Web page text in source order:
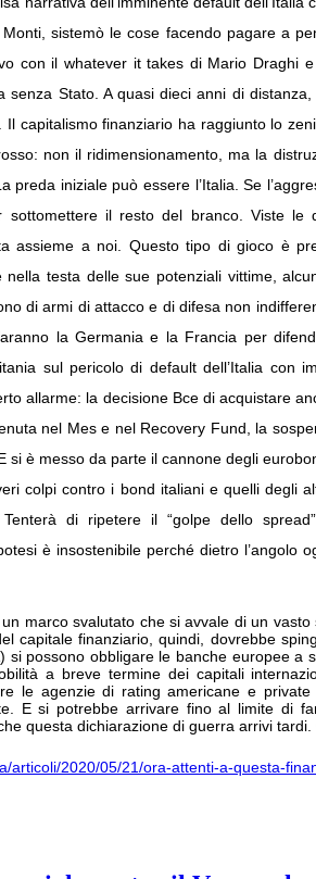
sistemò le cose facendo pagare a
con il whatever it takes di Mario Draghi
senza Stato. A quasi dieci anni di
capitalismo finanziario ha raggiunto lo
non il ridimensionamento, ma la
iniziale può essere l’Italia. Se
il resto del branco. Viste le
assieme a noi. Questo tipo di gioco è
testa delle sue potenziali vittime,
di armi di attacco e di difesa non
la Germania e la Francia per
sul pericolo di default dell’Italia con
allarme: la decisione Bce di acquistare
nel Mes e nel Recovery Fund, la
si è messo da parte il cannone degli
colpi contro i bond italiani e quelli degli
di ripetere il “golpe dello
è insostenibile perché dietro l’angolo
marco svalutato che si avvale di un
capitale finanziario, quindi, dovrebbe
si possono obbligare le banche europee
a breve termine dei capitali
le agenzie di rating americane e
E si potrebbe arrivare fino al limite di
questa dichiarazione di guerra arrivi
articoli/2020/05/21/ora-attenti-a-questa-